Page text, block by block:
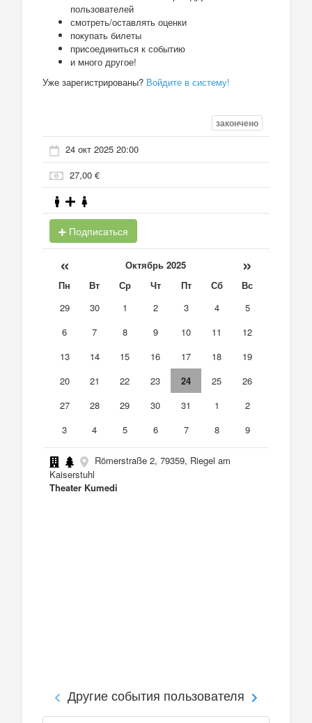
пользователей
смотреть/оставлять оценки
покупать билеты
присоединиться к событию
и много другое!
Уже зарегистрированы? Войдите в систему!
закончено
24 окт 2025 20:00
27,00 €
Подписаться
« Октябрь 2025 »
Пн Вт Ср Чт Пт Сб
Вс
29
30 1 2 3 4
5
6
7 8 9 10 11
12
13
14 15 16 17 18
19
20
21 22 23 24 25
26
27
28 29 30 31 1
2
3
4 5 6 7 8 9
Römerstraße 2, 79359, Riegel am
Kaiserstuhl
Theater Kumedi
Другие события пользователя